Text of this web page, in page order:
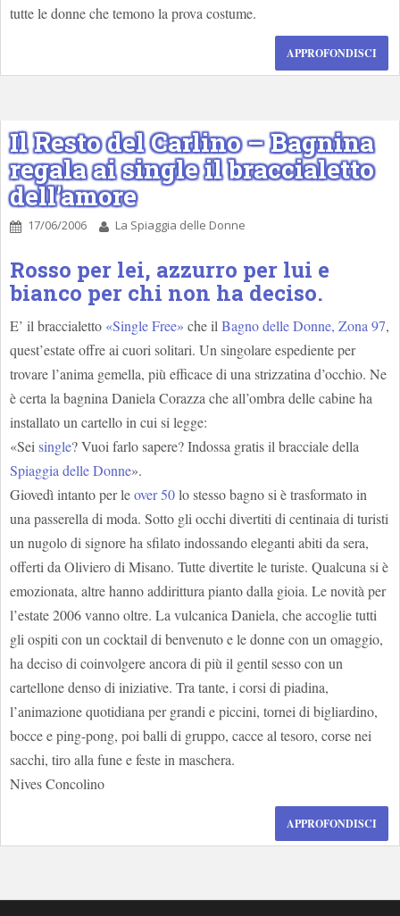
tutte le donne che temono la prova costume.
APPROFONDISCI
Il Resto del Carlino – Bagnina
regala ai single il braccialetto
dell’amore
17/06/2006 La Spiaggia delle Donne
Rosso per lei, azzurro per lui e
bianco per chi non ha deciso.
E’ il braccialetto «Single Free» che ilBagno delle Donne, Zona 97,
quest’estate offre ai cuori solitari. Un singolare espediente per
trovare l’anima gemella, più efficace di una strizzatina d’occhio. Ne
è certa la bagnina Daniela Corazza che all’ombra delle cabine ha
installato un cartello in cui si legge:
«Seisingle? Vuoi farlo sapere? Indossa gratis il bracciale della
Spiaggia delle Donne».
Giovedì intanto per leover 50lo stesso bagno si è trasformato in
una passerella di moda. Sotto gli occhi divertiti di centinaia di turisti
un nugolo di signore ha sfilato indossando eleganti abiti da sera,
offerti da Oliviero di Misano. Tutte divertite le turiste. Qualcuna si è
emozionata, altre hanno addirittura pianto dalla gioia. Le novità per
l’estate 2006 vanno oltre. La vulcanica Daniela, che accoglie tutti
gli ospiti con un cocktail di benvenuto e le donne con un omaggio,
ha deciso di coinvolgere ancora di più il gentil sesso con un
cartellone denso di iniziative. Tra tante, i corsi di piadina,
l’animazione quotidiana per grandi e piccini, tornei di bigliardino,
bocce e ping-pong, poi balli di gruppo, cacce al tesoro, corse nei
sacchi, tiro alla fune e feste in maschera.
Nives Concolino
APPROFONDISCI